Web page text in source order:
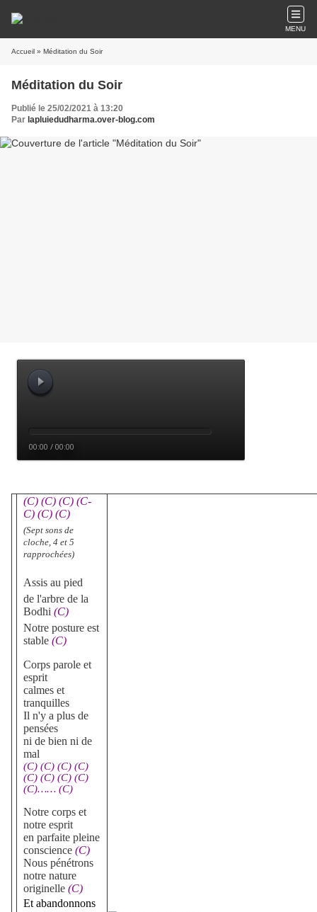
MENU
Accueil » Méditation du Soir
Méditation du Soir
Publié le 25/02/2021 à 13:20
Par lapluiedudharma.over-blog.com
(C) (C) (C) (C-
C) (C) (C)
(Sept sons de
cloche, 4 et 5
rapprochées)
Assis au pied
de l'arbre de la
Bodhi (C)
Notre posture est
stable (C)
Corps parole et
esprit
calmes et
tranquilles
Il n'y a plus de
pensées
ni de bien ni de
mal
(C) (C) (C) (C)
(C) (C) (C) (C)
(C)…… (C)
Notre corps et
notre esprit
en parfaite pleine
conscience (C)
Nous pénétrons
notre nature
originelle (C)
Et abandonnons